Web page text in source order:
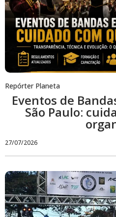
Repórter Planeta
Eventos de
São Paulo:
27/07/2026